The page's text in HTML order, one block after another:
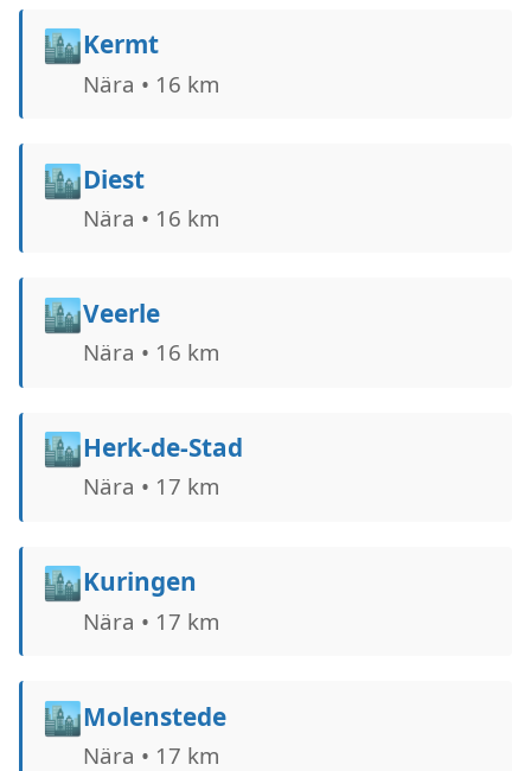
🏙️Kermt
Nära • 16 km
🏙️Diest
Nära • 16 km
🏙️Veerle
Nära • 16 km
🏙️Herk-de-Stad
Nära • 17 km
🏙️Kuringen
Nära • 17 km
🏙️Molenstede
Nära • 17 km